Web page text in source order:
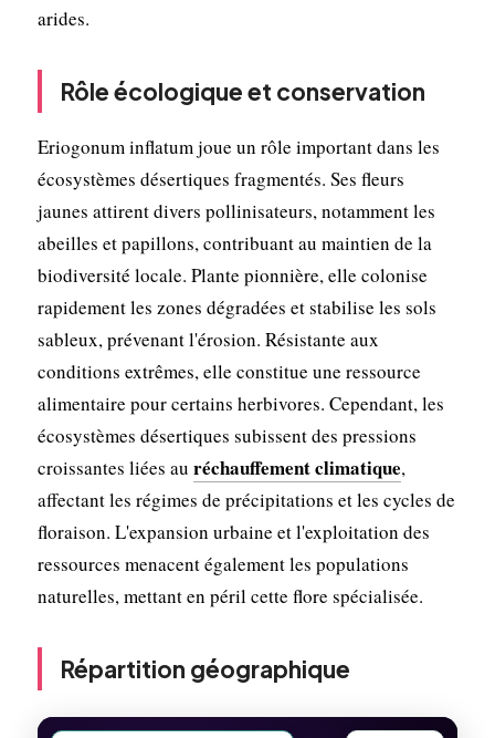
arides.
Rôle écologique et conservation
Eriogonum inflatum joue un rôle important dans les
écosystèmes désertiques fragmentés. Ses fleurs
jaunes attirent divers pollinisateurs, notamment les
abeilles et papillons, contribuant au maintien de la
biodiversité locale. Plante pionnière, elle colonise
rapidement les zones dégradées et stabilise les sols
sableux, prévenant l'érosion. Résistante aux
conditions extrêmes, elle constitue une ressource
alimentaire pour certains herbivores. Cependant, les
écosystèmes désertiques subissent des pressions
croissantes liées au réchauffement climatique,
affectant les régimes de précipitations et les cycles de
floraison. L'expansion urbaine et l'exploitation des
ressources menacent également les populations
naturelles, mettant en péril cette flore spécialisée.
Répartition géographique